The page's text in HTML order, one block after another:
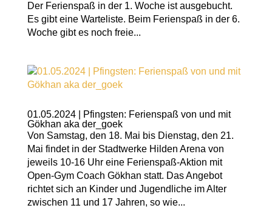
Der Ferienspaß in der 1. Woche ist ausgebucht.
Es gibt eine Warteliste. Beim Ferienspaß in der 6.
Woche gibt es noch freie...
01.05.2024 | Pfingsten: Ferienspaß von und mit
Gökhan aka der_goek
Von Samstag, den 18. Mai bis Dienstag, den 21.
Mai findet in der Stadtwerke Hilden Arena von
jeweils 10-16 Uhr eine Ferienspaß-Aktion mit
Open-Gym Coach Gökhan statt. Das Angebot
richtet sich an Kinder und Jugendliche im Alter
zwischen 11 und 17 Jahren, so wie...